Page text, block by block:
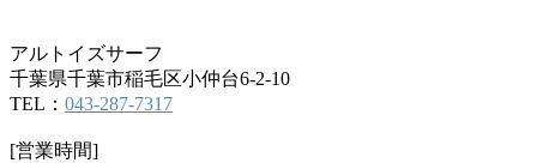
アルトイズサーフ
千葉県千葉市稲毛区小仲台6-2-10
TEL： 043-287-7317
[営業時間]